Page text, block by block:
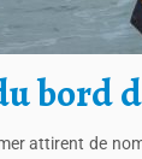
bord
attirent de